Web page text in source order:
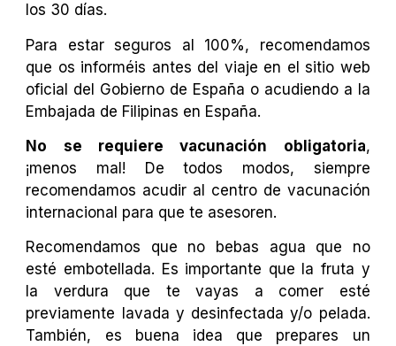
los 30 días.
Para estar seguros al 100%, recomendamos
que os informéis antes del viaje en el sitio web
oficial del Gobierno de España o acudiendo a la
Embajada de Filipinas en España.
No se requiere vacunación obligatoria,
¡menos mal! De todos modos, siempre
recomendamos acudir al centro de vacunación
internacional para que te asesoren.
Recomendamos que no bebas agua que no
esté embotellada. Es importante que la fruta y
la verdura que te vayas a comer esté
previamente lavada y desinfectada y/o pelada.
También, es buena idea que prepares un